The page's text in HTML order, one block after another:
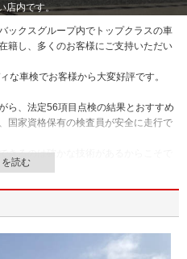
店内です。
ックスグループ内でトップクラスの車
籍し、多くのお客様にご支持いただい
な車検でお客様から大変好評です。
ら、法定56項目点検の結果とおすすめ
国家資格保有の検査員が安全に走行で
きるのは確かな技術があるからこそで